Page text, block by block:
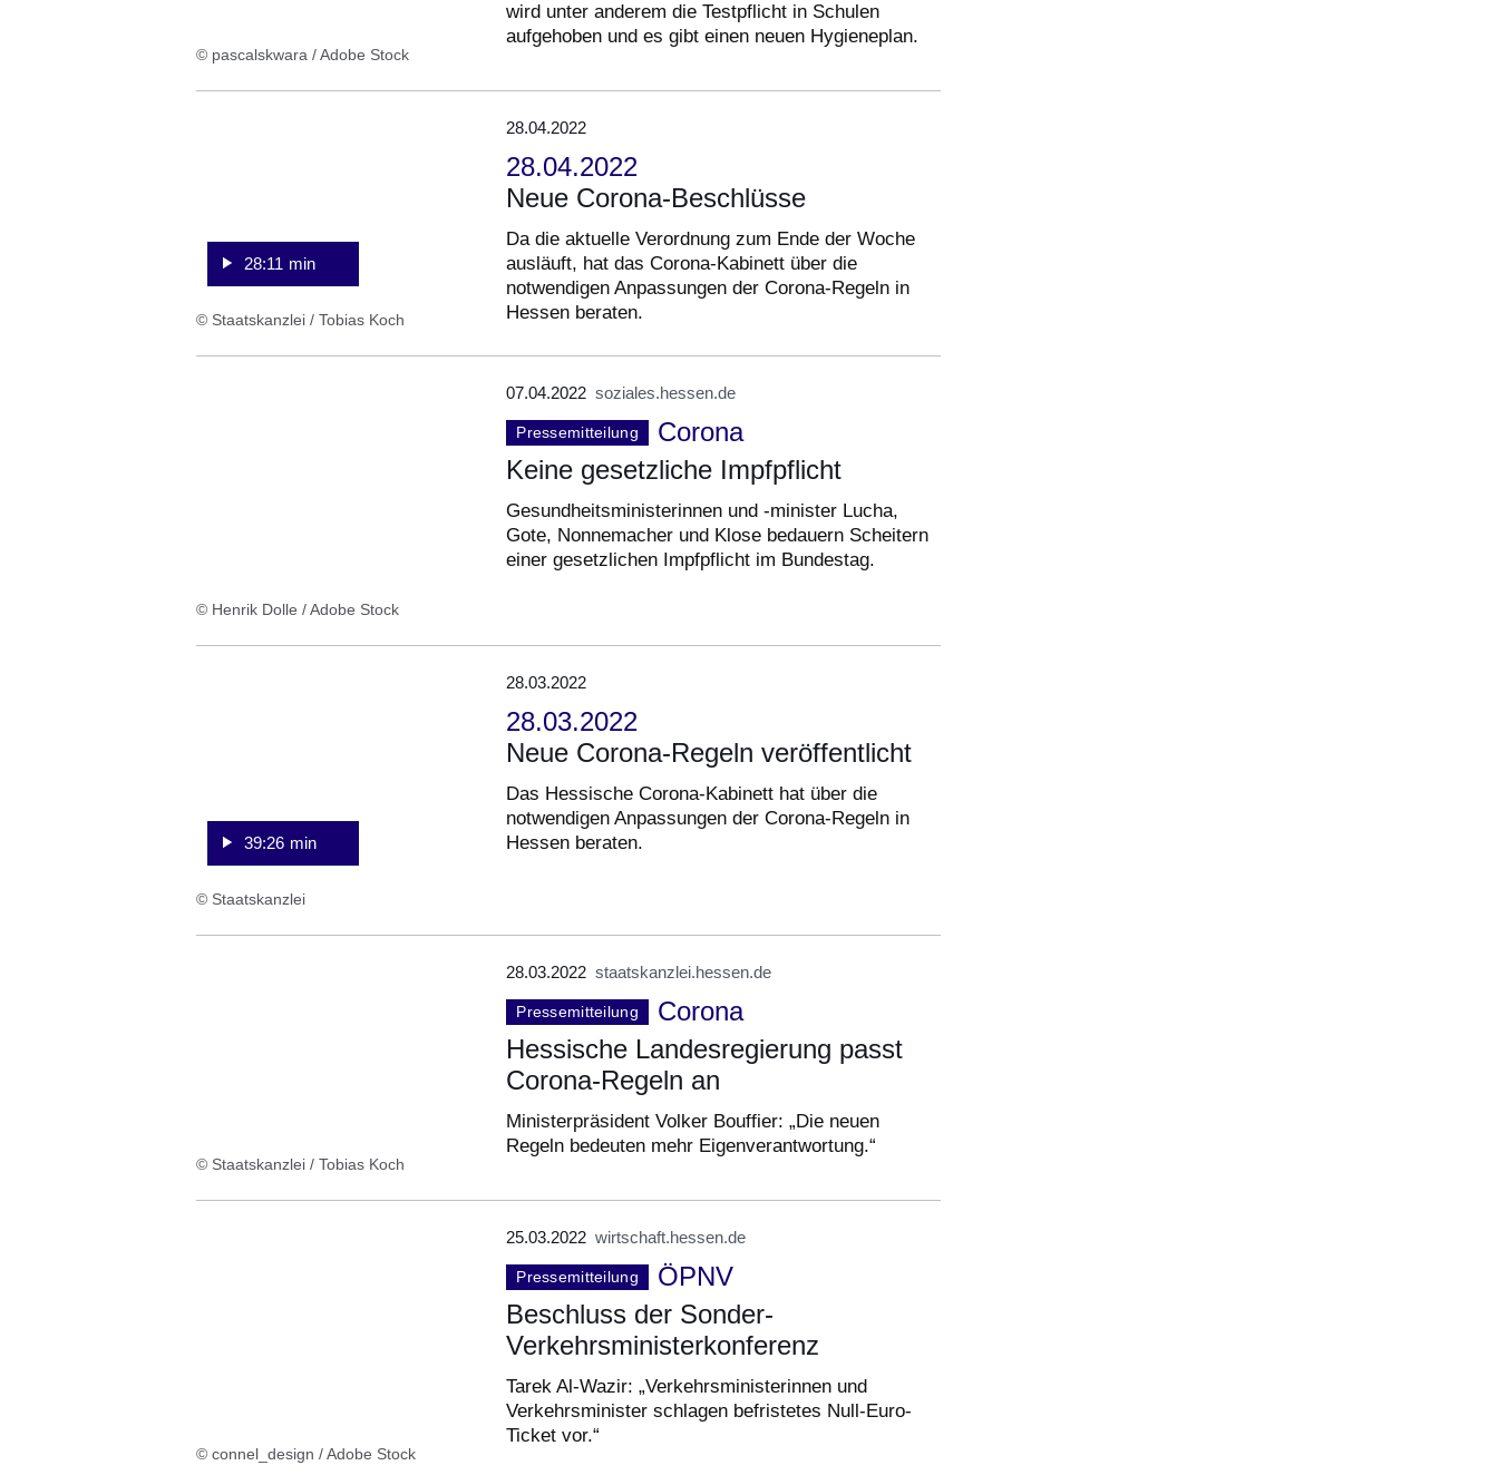
© pascalskwara / Adobe Stock
wird unter anderem die Testpflicht in Schulen
aufgehoben und es gibt einen neuen Hygieneplan.
28:11 min
© Staatskanzlei / Tobias Koch
28.04.2022
28.04.2022
Neue Corona-Beschlüsse
Da die aktuelle Verordnung zum Ende der Woche
ausläuft, hat das Corona-Kabinett über die
notwendigen Anpassungen der Corona-Regeln in
Hessen beraten.
© Henrik Dolle / Adobe Stock
07.04.2022 soziales.hessen.de
Pressemitteilung
Corona
Keine gesetzliche Impfpflicht
Gesundheitsministerinnen und -minister Lucha,
Gote, Nonnemacher und Klose bedauern Scheitern
einer gesetzlichen Impfpflicht im Bundestag.
39:26 min
© Staatskanzlei
28.03.2022
28.03.2022
Neue Corona-Regeln veröffentlicht
Das Hessische Corona-Kabinett hat über die
notwendigen Anpassungen der Corona-Regeln in
Hessen beraten.
© Staatskanzlei / Tobias Koch
28.03.2022 staatskanzlei.hessen.de
Pressemitteilung
Corona
Hessische Landesregierung passt
Corona-Regeln an
Ministerpräsident Volker Bouffier: „Die neuen
Regeln bedeuten mehr Eigenverantwortung.“
© connel_design / Adobe Stock
25.03.2022 wirtschaft.hessen.de
Pressemitteilung
ÖPNV
Beschluss der Sonder-
Verkehrsministerkonferenz
Tarek Al-Wazir: „Verkehrsministerinnen und
Verkehrsminister schlagen befristetes Null-Euro-
Ticket vor.“